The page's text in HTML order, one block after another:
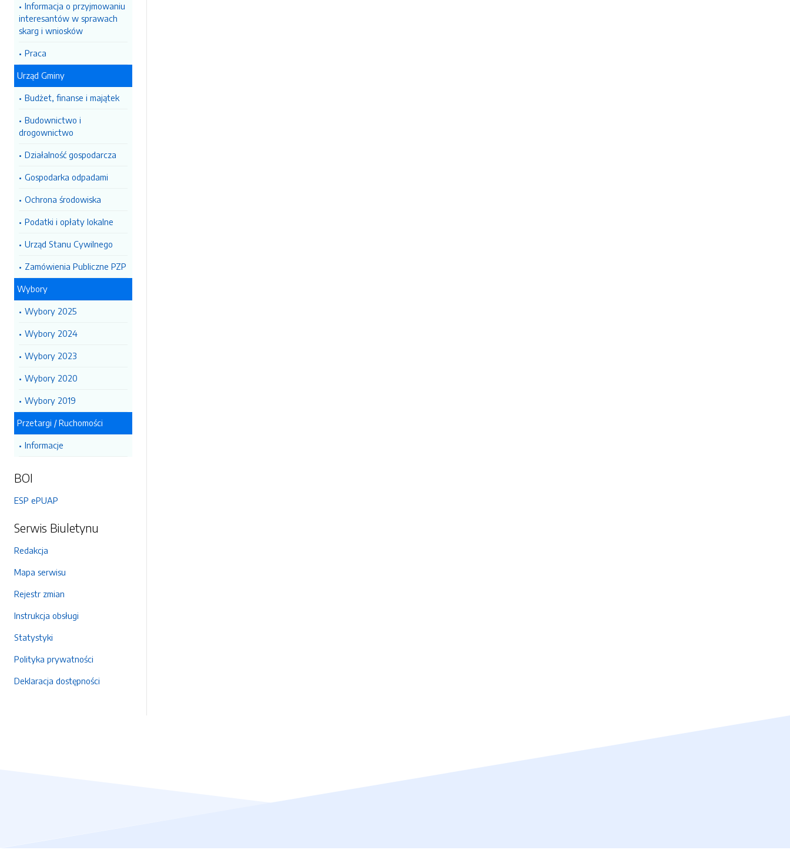
Informacja o przyjmowaniu
interesantów w sprawach
skarg i wniosków
Praca
Urząd Gminy
Budżet, finanse i majątek
Budownictwo i
drogownictwo
Działalność gospodarcza
Gospodarka odpadami
Ochrona środowiska
Podatki i opłaty lokalne
Urząd Stanu Cywilnego
Zamówienia Publiczne PZP
Wybory
Wybory 2025
Wybory 2024
Wybory 2023
Wybory 2020
Wybory 2019
Przetargi / Ruchomości
Informacje
BOI
ESP ePUAP
Serwis Biuletynu
Redakcja
Mapa serwisu
Rejestr zmian
Instrukcja obsługi
Statystyki
Polityka prywatności
Deklaracja dostępności